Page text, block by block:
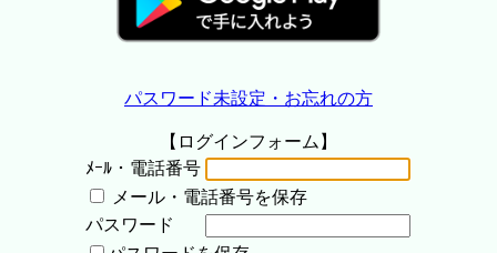
パスワード未設定・お忘れの方
【ログインフォーム】
ﾒｰﾙ・電話番号
メール・電話番号を保存
パスワード